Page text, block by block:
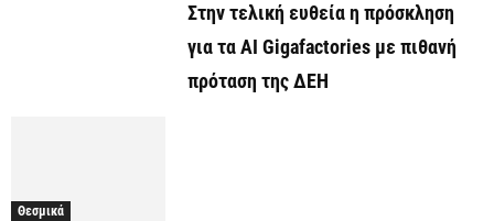
Στην τελική ευθεία η πρόσκληση
για τα AI Gigafactories με πιθανή
πρόταση της ΔΕΗ
Θεσμικά